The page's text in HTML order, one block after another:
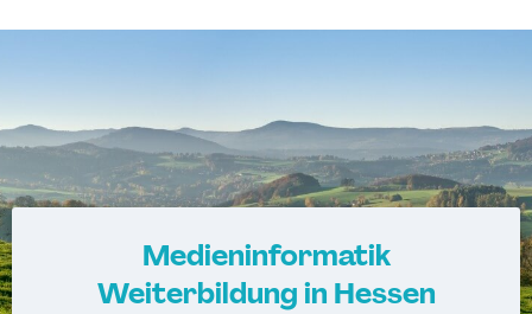
Medieninformatik
Weiterbildung in Hessen